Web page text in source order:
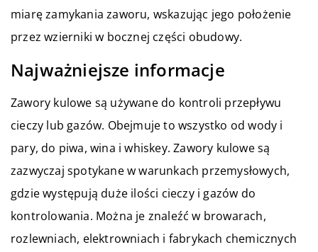
miarę zamykania zaworu, wskazując jego położenie
przez wzierniki w bocznej części obudowy.
Najważniejsze informacje
Zawory kulowe są używane do kontroli przepływu
cieczy lub gazów. Obejmuje to wszystko od wody i
pary, do piwa, wina i whiskey. Zawory kulowe są
zazwyczaj spotykane w warunkach przemysłowych,
gdzie występują duże ilości cieczy i gazów do
kontrolowania. Można je znaleźć w browarach,
rozlewniach, elektrowniach i fabrykach chemicznych